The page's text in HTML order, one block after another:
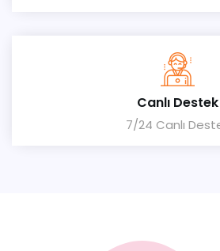
Canlı Destek
7/24 Canlı